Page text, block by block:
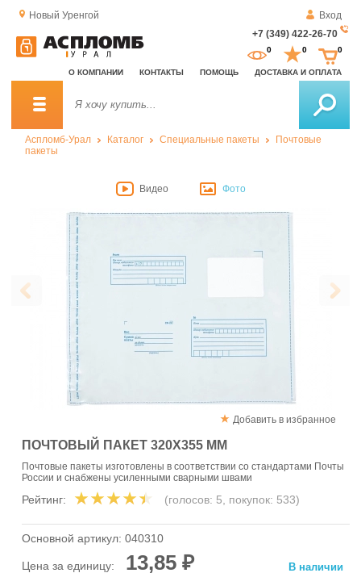
Новый Уренгой
Вход
+7 (349) 422-26-70
О КОМПАНИИ КОНТАКТЫ ПОМОЩЬ ДОСТАВКА И ОПЛАТА
0 0 0
Аспломб-Урал Каталог Специальные пакеты
Почтовые
пакеты
Добавить в избранное
ПОЧТОВЫЙ ПАКЕТ 320Х355 ММ
Почтовые пакеты изготовлены в соответствии со стандартами Почты
России и снабжены усиленными сварными швами
Рейтинг: (голосов: 5, покупок: 533)
Основной артикул: 040310
Цена за единицу: 13,85 ₽ В наличии
Видео Фото